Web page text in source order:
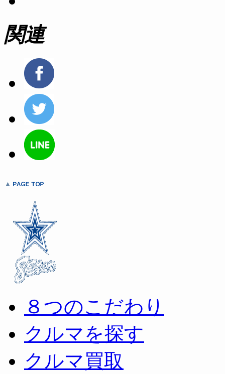
関連
８つのこだわり
クルマを探す
クルマ買取